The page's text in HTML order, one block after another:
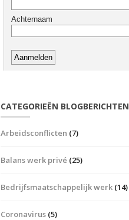
CATEGORIEËN BLOGBERICHTEN
Arbeidsconflicten (7)
Balans werk privé (25)
Bedrijfsmaatschappelijk werk(14)
Coronavirus(5)